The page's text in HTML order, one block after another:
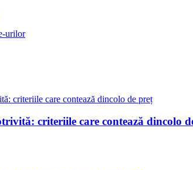
urilor
criteriile care contează dincolo